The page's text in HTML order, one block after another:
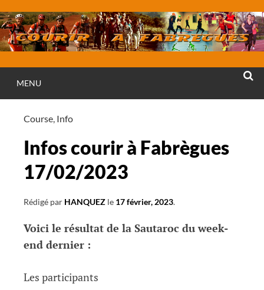
au
contenu
MENU
Course, Info
Infos courir à Fabrègues
17/02/2023
Rédigé par HANQUEZ le 17 février, 2023.
Voici le résultat de la Sautaroc du week-
end dernier :
Les participants